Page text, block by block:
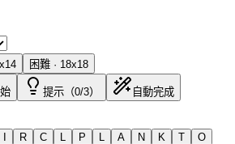
x14 困難 · 18x18
提示（0/3） 自動完成
I R C L P L A N K T
O